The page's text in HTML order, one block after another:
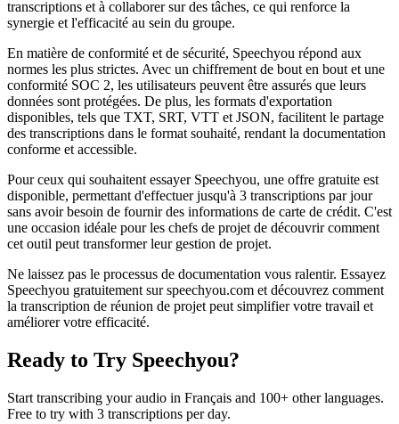
transcriptions et à collaborer sur des tâches, ce qui renforce la
synergie et l'efficacité au sein du groupe.
En matière de conformité et de sécurité, Speechyou répond aux
normes les plus strictes. Avec un chiffrement de bout en bout et une
conformité SOC 2, les utilisateurs peuvent être assurés que leurs
données sont protégées. De plus, les formats d'exportation
disponibles, tels que TXT, SRT, VTT et JSON, facilitent le partage
des transcriptions dans le format souhaité, rendant la documentation
conforme et accessible.
Pour ceux qui souhaitent essayer Speechyou, une offre gratuite est
disponible, permettant d'effectuer jusqu'à 3 transcriptions par jour
sans avoir besoin de fournir des informations de carte de crédit. C'est
une occasion idéale pour les chefs de projet de découvrir comment
cet outil peut transformer leur gestion de projet.
Ne laissez pas le processus de documentation vous ralentir. Essayez
Speechyou gratuitement sur speechyou.com et découvrez comment
la transcription de réunion de projet peut simplifier votre travail et
améliorer votre efficacité.
Ready to Try Speechyou?
Start transcribing your audio in Français and 100+ other languages.
Free to try with 3 transcriptions per day.